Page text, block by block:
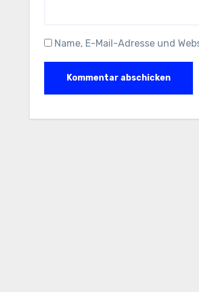
Name, E-Mail-Adresse und